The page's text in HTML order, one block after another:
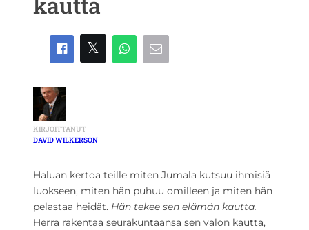
KIRJOITTANUT
DAVID WILKERSON
Haluan kertoa teille miten Jumala kutsuu ihmisiä
luokseen, miten hän puhuu omilleen ja miten hän
pelastaa heidät. Hän tekee sen elämän kautta.
Herra rakentaa seurakuntaansa sen valon kautta,